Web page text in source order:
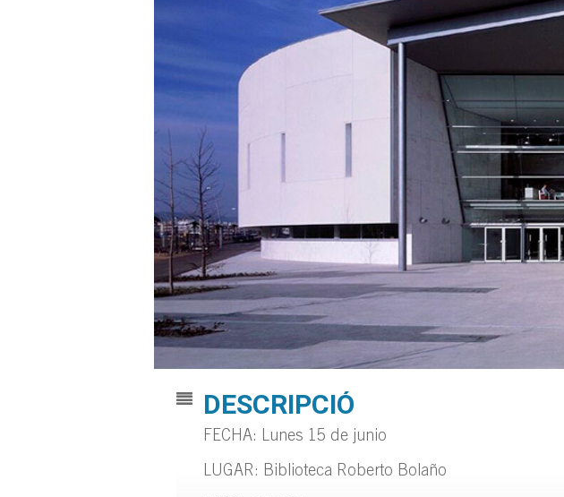
DESCRIPCIÓ
FECHA: Lunes 15 de junio
LUGAR: Biblioteca Roberto Bolaño